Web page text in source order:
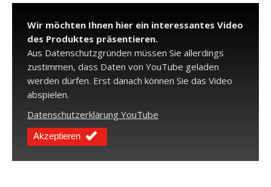
Wir möchten Ihnen hier ein interessantes Video
des Produktes präsentieren.
Aus Datenschutzgründen müssen Sie allerdings
zustimmen, dass Daten von YouTube geladen
werden dürfen. Erst danach können Sie das Video
abspielen.
Datenschutzerklärung YouTube
Akzeptieren